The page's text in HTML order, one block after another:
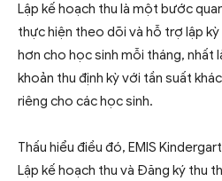
Lập kế hoạch thu là một bước
thực hiện theo dõi và hỗ trợ lập
hơn cho học sinh mỗi tháng, nhất
khoản thu định kỳ với tần suất
riêng cho các học sinh.
Thấu hiểu điều đó, EMIS
Lập kế hoạch thu và Đăng ký thu